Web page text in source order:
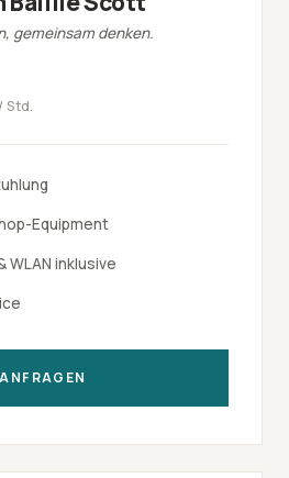
gemeinsam denken.
/ Std.
Equipment
WLAN inklusive
ANFRAGEN